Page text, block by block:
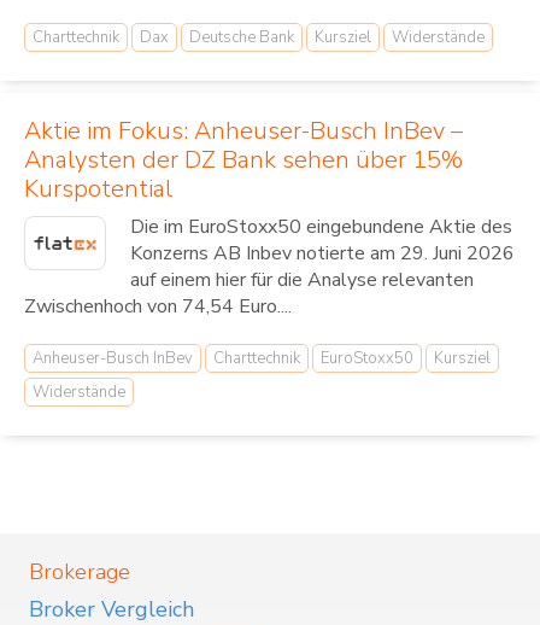
Charttechnik Dax Deutsche Bank Kursziel Widerstände
Aktie im Fokus: Anheuser-Busch InBev –
Analysten der DZ Bank sehen über 15%
Kurspotential
Die im EuroStoxx50 eingebundene Aktie des
Konzerns AB Inbev notierte am 29. Juni 2026
auf einem hier für die Analyse relevanten
Zwischenhoch von 74,54 Euro....
Anheuser-Busch InBev Charttechnik EuroStoxx50
Kursziel
Widerstände
Brokerage
Broker Vergleich